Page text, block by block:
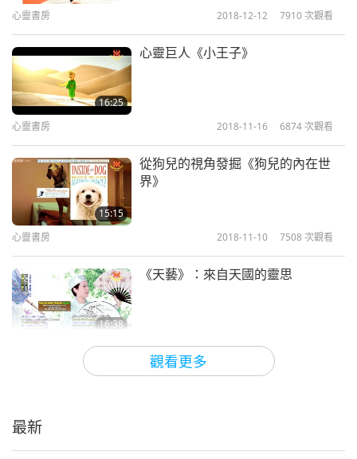
觀看更多
心靈書房 2018-12-12 7910次觀看
16:25
心靈巨人《小王子》
心靈書房 2018-11-16 6874次觀看
15:15
從狗兒的視角發掘《狗兒的內在世
界》
心靈書房 2018-11-10 7508 次觀看
16:38
《天藝》：來自天國的靈思
2018-10-24
最新